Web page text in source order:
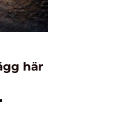
här